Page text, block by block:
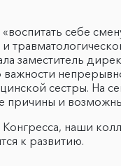
себе
заместитель
сестры. На
причины и
Конгресса, наши
к развитию.